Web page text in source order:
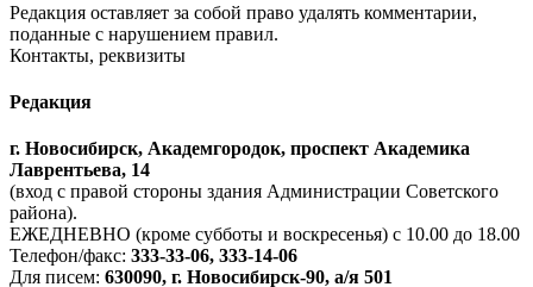
Редакция оставляет за собой право удалять комментарии,
поданные с нарушением правил.
Контакты, реквизиты
Редакция
г. Новосибирск, Академгородок, проспект Академика
Лаврентьева, 14
(вход с правой стороны здания Администрации Советского
района).
ЕЖЕДНЕВНО (кроме субботы и воскресенья) с 10.00 до 18.00
Телефон/факс: 333-33-06, 333-14-06
Для писем: 630090, г. Новосибирск-90, а/я 501